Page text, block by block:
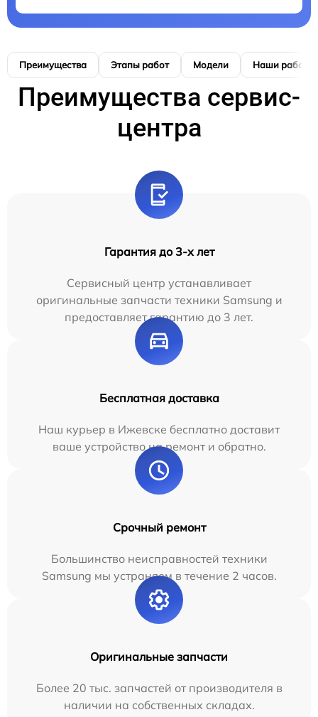
Преимущества Этапы работ Модели Наши работы
Преимущества сервис-
центра
Гарантия до 3-х лет
Сервисный центр устанавливает
оригинальные запчасти техники Samsung и
предоставляет гарантию до 3 лет.
Бесплатная доставка
Наш курьер в Ижевске бесплатно доставит
ваше устройство на ремонт и обратно.
Срочный ремонт
Большинство неисправностей техники
Samsung мы устраняем в течение 2 часов.
Оригинальные запчасти
Более 20 тыс. запчастей от производителя в
наличии на собственных складах.